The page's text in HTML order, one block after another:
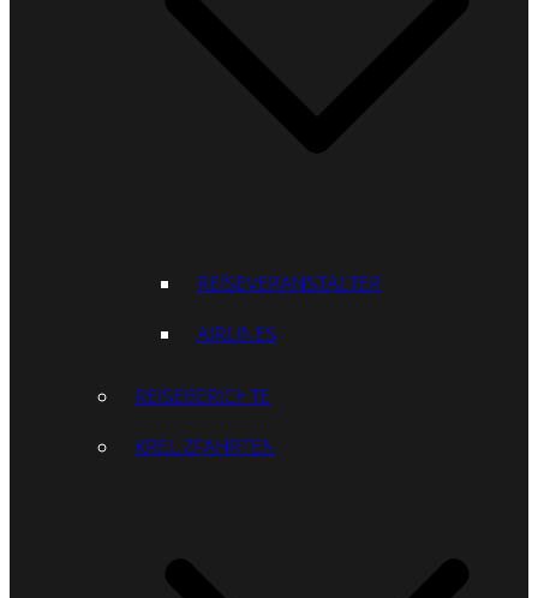
REISEVERANSTALTER
AIRLINES
REISEBERICHTE
KREUZFAHRTEN